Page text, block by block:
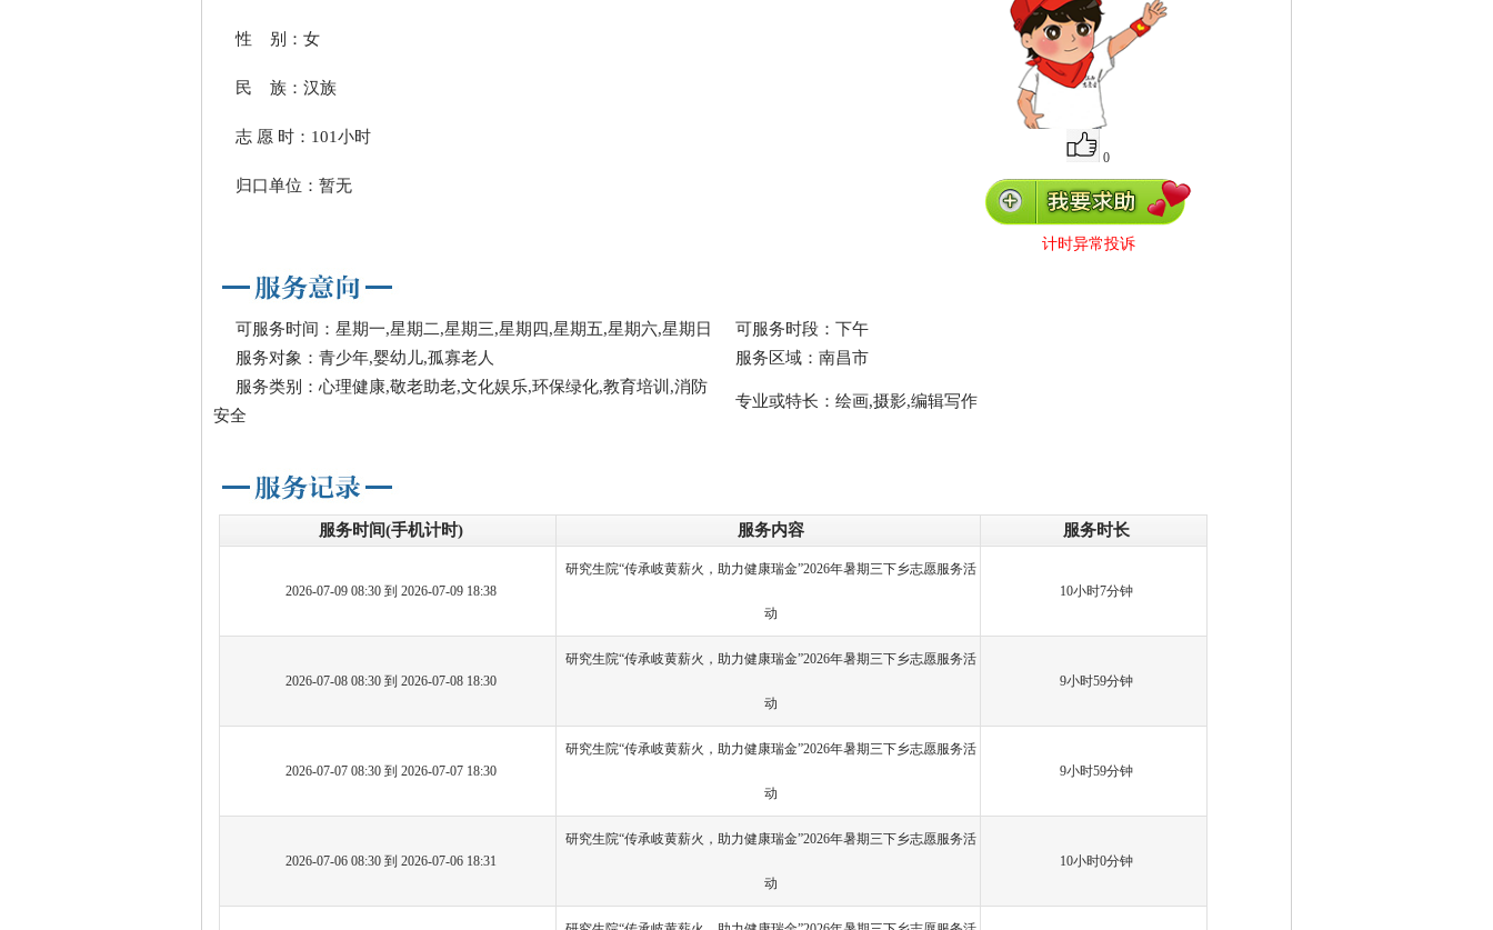
0
计时异常投诉
性 别：女
民 族：汉族
志 愿 时：101小时
归口单位：暂无
可服务时间：星期一,星期二,星期三,星期四,星期五,星期六,星期日
可服务时段：下午
服务对象：青少年,婴幼儿,孤寡老人
服务区域：南昌市
服务类别：心理健康,敬老助老,文化娱乐,环保绿化,教育培训,消防
安全
专业或特长：绘画,摄影,编辑写作